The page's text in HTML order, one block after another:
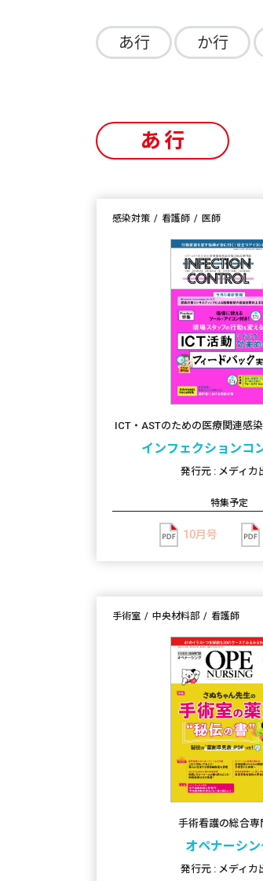
あ行 か行
あ行
感染対策 看護師 医師
ICT・ASTのための医療関連感
インフェクションコ
発行元 : メディカ
特集予定
10月号
手術室 中央材料部 看護師
手術看護の総合専
オペナーシ
発行元 : メディカ